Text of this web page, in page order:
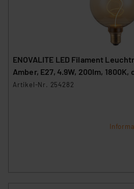
ENOVALITE LED Filament
Amber, E27, 4.9W, 200lm, 1800K,
Artikel-Nr. 254282